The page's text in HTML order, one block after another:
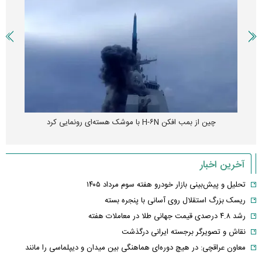
چین از بمب افکن H-۶N با موشک هسته‌ای رونمایی کرد
آخرین اخبار
تحلیل و پیش‌بینی بازار خودرو هفته سوم مرداد ۱۴۰۵
ریسک بزرگ استقلال روی آسانی با پنجره بسته
رشد ۴.۸ درصدی قیمت جهانی طلا در معاملات هفته
نقاش و تصویرگر برجسته ایرانی درگذشت
معاون عراقچی: در هیچ دوره‌ای هماهنگی بین میدان و دیپلماسی را مانند